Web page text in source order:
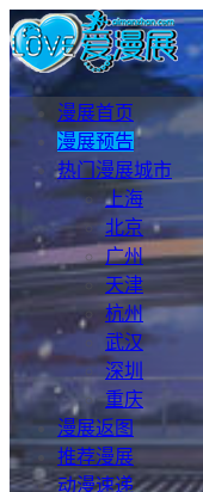
漫展首页
漫展预告
热门漫展城市
上海
北京
广州
天津
杭州
武汉
深圳
重庆
漫展返图
推荐漫展
动漫速递